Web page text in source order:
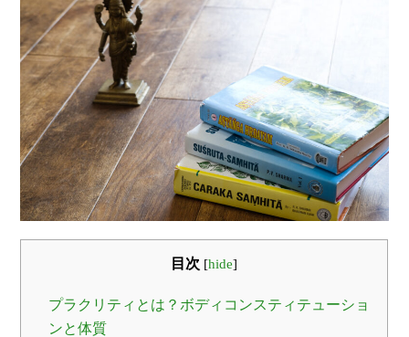
目次 [hide]
プラクリティとは？ボディコンスティテューショ
ンと体質